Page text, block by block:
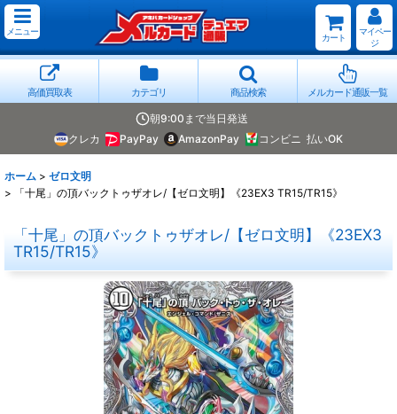
メニュー
カート
マイペー
ジ
高価買取表 カテゴリ 商品検索 メルカード通販一覧
朝9:00まで当日発送
クレカ
PayPay AmazonPay コンビニ 払いOK
ホーム > ゼロ文明
>
「十尾」の頂バックトゥザオレ/【ゼロ文明】《23EX3 TR15/TR15》
「十尾」の頂バックトゥザオレ/【ゼロ文明】《23EX3
TR15/TR15》